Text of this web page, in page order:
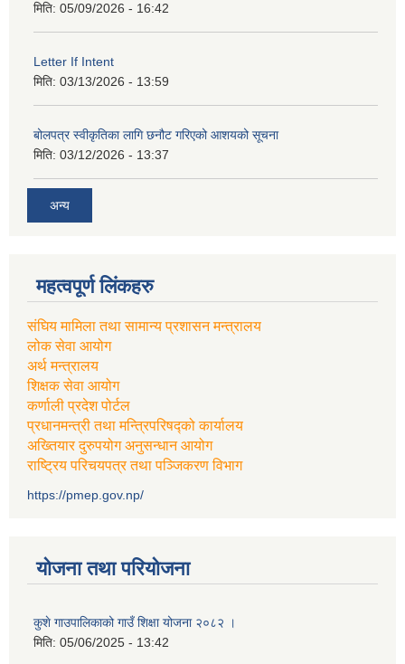
मिति: 05/09/2026 - 16:42
Letter If Intent
मिति: 03/13/2026 - 13:59
बोलपत्र स्वीकृतिका लागि छनौट गरिएको आशयको सूचना
मिति: 03/12/2026 - 13:37
अन्य
महत्वपूर्ण लिंकहरु
संघिय मामिला तथा सामान्य प्रशासन मन्त्रालय
लोक सेवा आयोग
अर्थ मन्त्रालय
शिक्षक सेवा आयोग
कर्णाली प्रदेश पोर्टल
प्रधानमन्त्री तथा मन्त्रिपरिषद्को कार्यालय
अख्तियार दुरुपयोग अनुसन्धान आयोग
राष्ट्रिय परिचयपत्र तथा पञ्जिकरण विभाग
https://pmep.gov.np/
योजना तथा परियोजना
कुशे गाउपालिकाको गाउँ शिक्षा योजना २०८२ ।
मिति: 05/06/2025 - 13:42